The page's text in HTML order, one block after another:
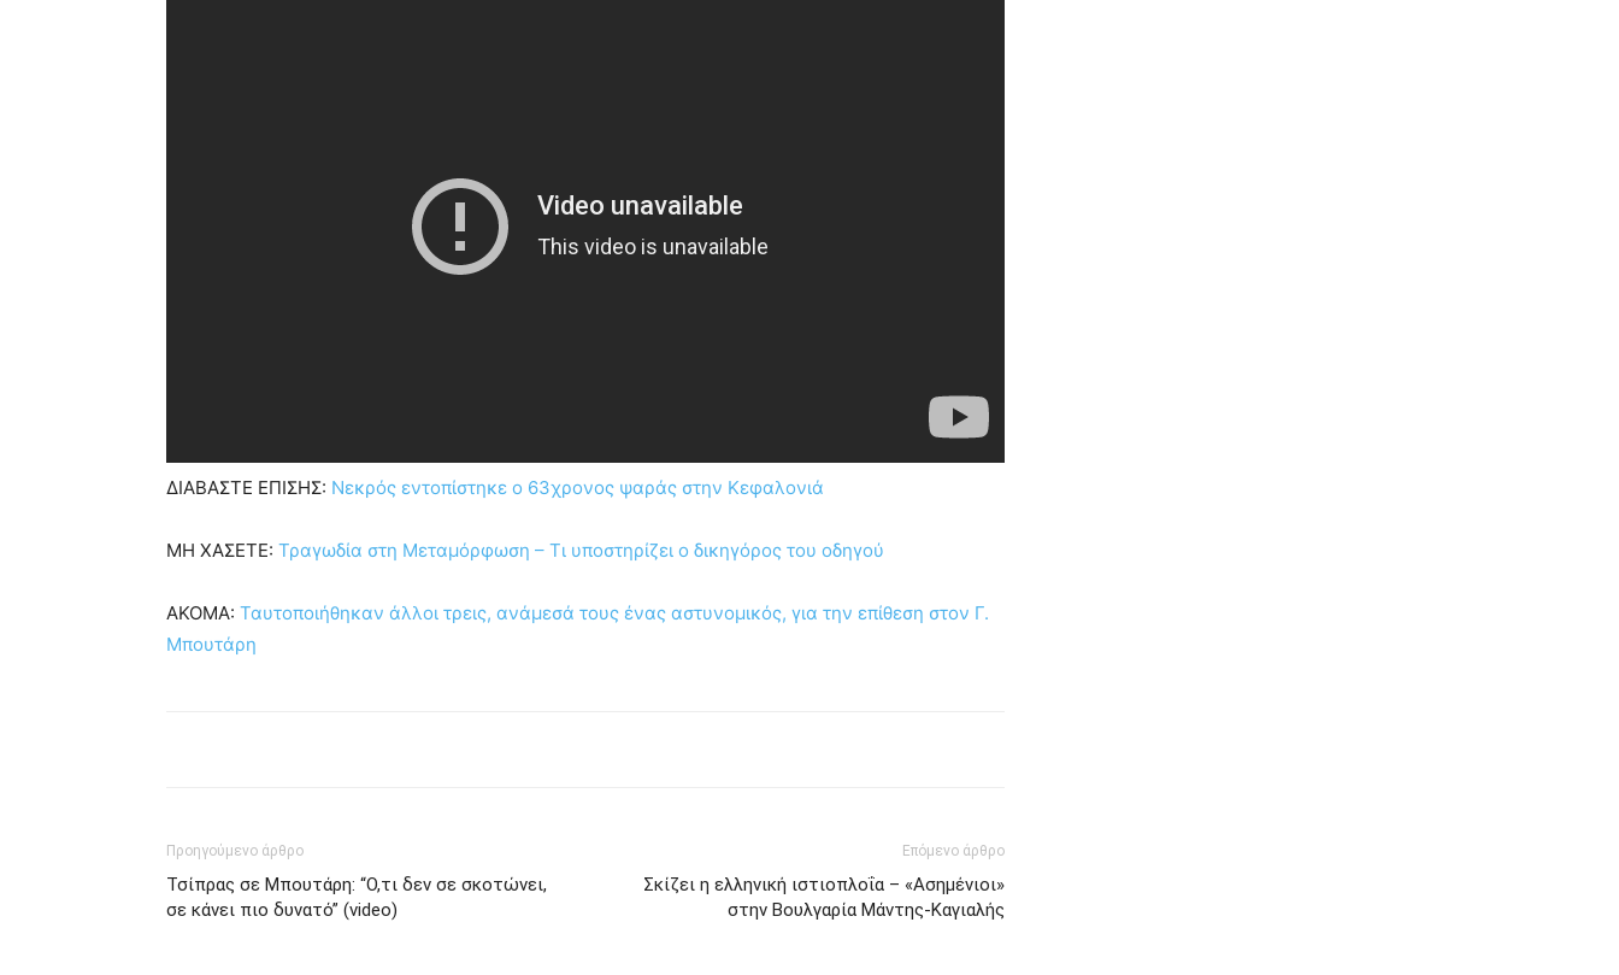
ΔΙΑΒΑΣΤΕ ΕΠΙΣΗΣ: Νεκρός εντοπίστηκε ο 63χρονος ψαράς στην Κεφαλονιά
ΜΗ ΧΑΣΕΤΕ: Τραγωδία στη Μεταμόρφωση – Τι υποστηρίζει ο δικηγόρος του οδηγού
ΑΚΟΜΑ: Ταυτοποιήθηκαν άλλοι τρεις, ανάμεσά τους ένας αστυνομικός, για την επίθεση στον Γ.
Μπουτάρη
Προηγούμενο άρθρο
Τσίπρας σε Μπουτάρη: “Ο,τι δεν σε σκοτώνει,
σε κάνει πιο δυνατό” (video)
Επόμενο άρθρο
Σκίζει η ελληνική ιστιοπλοΐα – «Ασημένιοι»
στην Βουλγαρία Μάντης-Καγιαλής